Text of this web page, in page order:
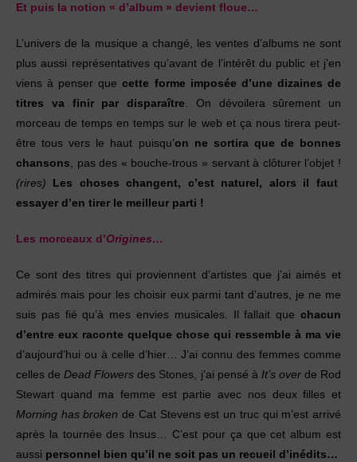
Et puis la notion « d’album » devient floue…
L’univers de la musique a changé, les ventes d’albums ne sont
plus aussi représentatives qu’avant de l’intérêt du public et j’en
viens à penser quecette forme imposée d’une dizaines de
titres va finir par disparaître . On dévoilera sûrement un
morceau de temps en temps sur le web et ça nous tirera peut-
être tous vers le haut puisqu’on ne sortira que de bonnes
chansons , pas des « bouche-trous » servant à clôturer l’objet !
(rires) Les choses changent, c’est naturel, alors il faut
essayer d’en tirer le meilleur parti !
Les morceaux d’Origines…
Ce sont des titres qui proviennent d’artistes que j’ai aimés et
admirés mais pour les choisir eux parmi tant d’autres, je ne me
suis pas fié qu’à mes envies musicales. Il fallait que chacun
d’entre eux raconte quelque chose qui ressemble à ma vie
d’aujourd’hui ou à celle d’hier… J’ai connu des femmes comme
celles de Dead Flowers des Stones, j’ai pensé à It’s overde Rod
Stewart quand ma femme est partie avec nos deux filles et
Morning has brokende Cat Stevens est un truc qui m’est arrivé
après la tournée des Insus… C’est pour ça que cet album est
aussi personnel bien qu’il ne soit pas un recueil d’inédits…